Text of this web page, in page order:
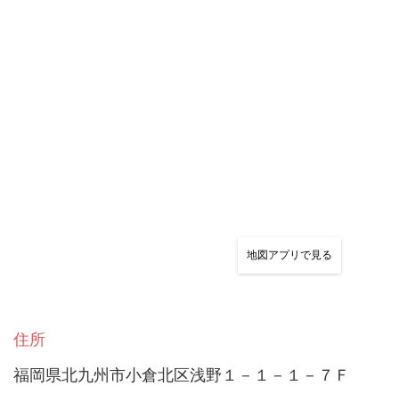
地図アプリで見る
住所
福岡県北九州市小倉北区浅野１－１－１－７Ｆ